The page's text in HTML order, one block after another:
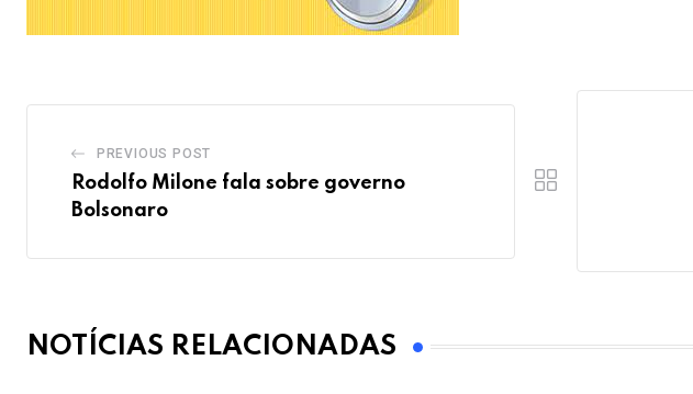
PREVIOUS POST
Rodolfo Milone fala sobre governo
Bolsonaro
NOTÍCIAS RELACIONADAS